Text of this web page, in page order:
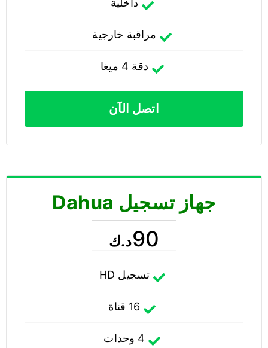
داخلية
مراقبة خارجية
دقة 4 ميغا
اتصل الآن
جهاز تسجيل Dahua
90د.ك
تسجيل HD
16 قناة
4 وحدات